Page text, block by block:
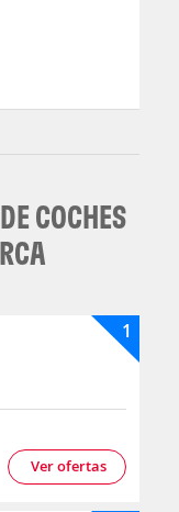
COCHES
1
Ver ofertas